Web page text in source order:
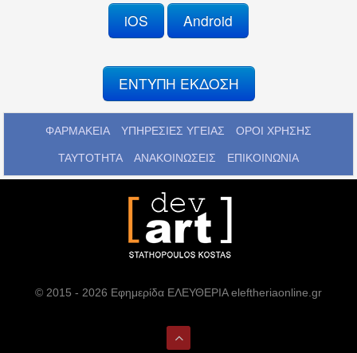
iOS Android
ΕΝΤΥΠΗ ΕΚΔΟΣΗ
ΦΑΡΜΑΚΕΙΑ ΥΠΗΡΕΣΙΕΣ ΥΓΕΙΑΣ ΟΡΟΙ ΧΡΗΣΗΣ
ΤΑΥΤΟΤΗΤΑ ΑΝΑΚΟΙΝΩΣΕΙΣ ΕΠΙΚΟΙΝΩΝΙΑ
© 2015 - 2026 Εφημερίδα ΕΛΕΥΘΕΡΙΑ eleftheriaonline.gr